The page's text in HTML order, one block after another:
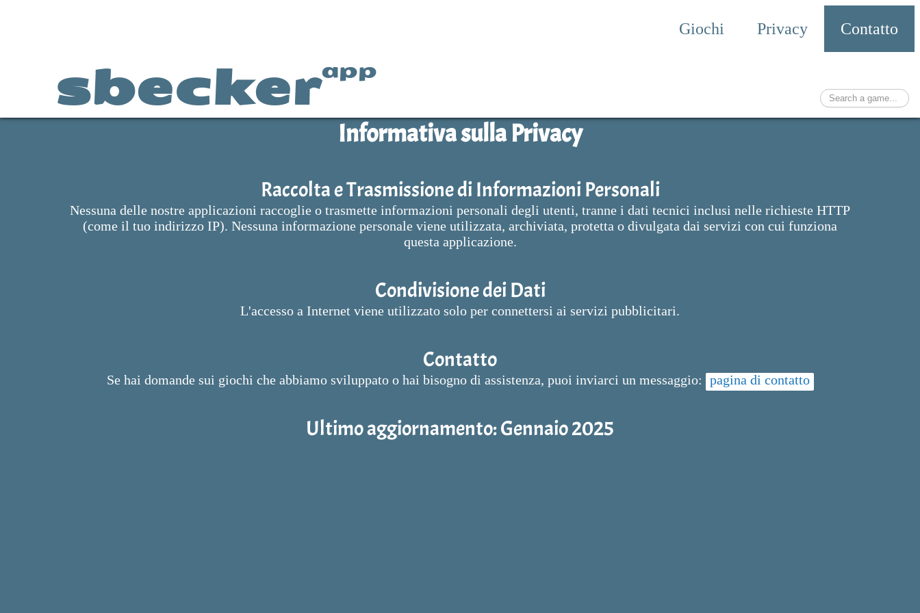
Giochi Privacy Contatto
sbeckerapp
Informativa sulla Privacy
Raccolta e Trasmissione di Informazioni Personali
Nessuna delle nostre applicazioni raccoglie o trasmette informazioni personali degli utenti, tranne i dati tecnici inclusi nelle richieste HTTP
(come il tuo indirizzo IP). Nessuna informazione personale viene utilizzata, archiviata, protetta o divulgata dai servizi con cui funziona
questa applicazione.
Condivisione dei Dati
L'accesso a Internet viene utilizzato solo per connettersi ai servizi pubblicitari.
Contatto
Se hai domande sui giochi che abbiamo sviluppato o hai bisogno di assistenza, puoi inviarci un messaggio: pagina di contatto
Ultimo aggiornamento: Gennaio 2025